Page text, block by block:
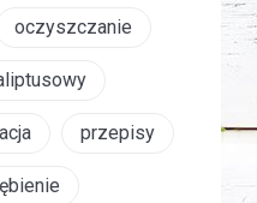
oczyszczanie
przepisy